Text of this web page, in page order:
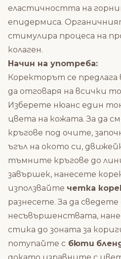
еластичността на
епидермиса.
стимулира процеса на
колаген.
Начин на употреба:
Коректорът се предлага
да отговаря на всички
Изберете нюанс един
цвета на кожата. За да
кръгове под очите,
ъгъл на окото си,
тъмните кръгове до
завършек, нанесете
използвайте четка
разнесете. За да
несъвършенствата,
стика до зоната за
потупайте с бюти